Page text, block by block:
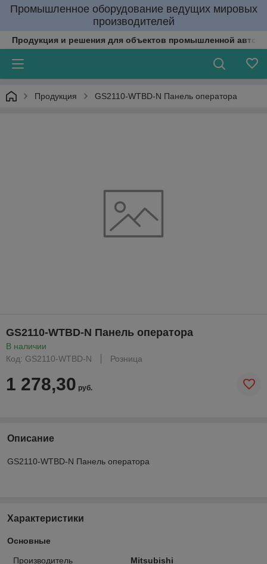
Промышленное оборудование ведущих мировых
производителей
Продукция и решения для объектов промышленной
Продукция GS2110-WTBD-N Панель оператора
GS2110-WTBD-N Панель оператора
В наличии
Код: GS2110-WTBD-N
Розница
1 278,30 руб.
Описание
GS2110-WTBD-N Панель оператора
Характеристики
Основные
Производитель Mitsubishi